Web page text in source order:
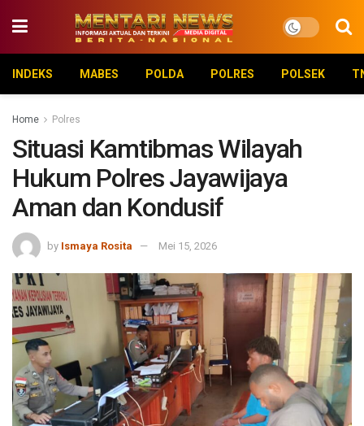
INDEKS MABES POLDA POLRES POLSEK
Home Polres
Situasi Kamtibmas Wilayah
Hukum Polres Jayawijaya
Aman dan Kondusif
by Ismaya Rosita Mei 15, 2026